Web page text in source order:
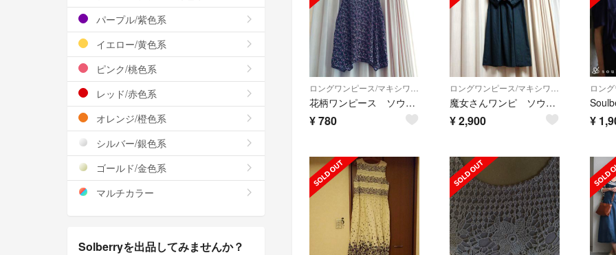
ロングワンピース/マキシワンピース
花柄ワンピース ソウルベリー
¥780
ロングワンピース/マキシワンピース
魔女さんワンピ ソウルベリー
¥2,900 ¥
パープル/紫色系
イエロー/黄色系
ピンク/桃色系
レッド/赤色系
オレンジ/橙色系
シルバー/銀色系
ゴールド/金色系
マルチカラー
Solberryを出品してみませんか？